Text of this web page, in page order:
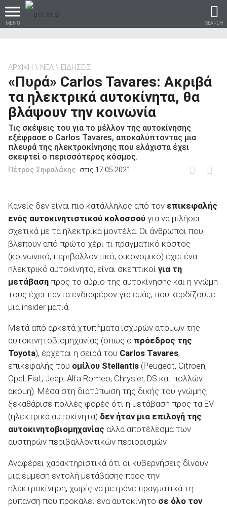
MENU SEARCH
Βρες τα πάντα για το
αυτοκίνητο!
βρες το!
Καινούρια
ΑΝΑΖΗΤΗΣΗ
Μεταχειρισμένα
ΑΝΑΖΗΤΗΣΗ
Επιχειρήσεις
ΑΝΑΖΗΤΗΣΗ
ΑΡΧΙΚΗ ΝΕΑ ΕΙΔΗΣΕΙΣ
«Πυρά» Carlos Tavares: Ακριβά
τα ηλεκτρικά αυτοκίνητα, θα
βλάψουν την κοινωνία
Τις σκέψεις του για το μέλλον της αυτοκίνησης
εξέφρασε ο Carlos Tavares, αποκαλύπτοντας μια
πλευρά της ηλεκτροκίνησης που ελάχιστα έχει
σκεφτεί ο περισσότερος κόσμος.
- -
Πέτρος Σηφαλάκης στις 17.05.2021
Κανείς δεν είναι πιο κατάλληλος από τον επικεφαλής
ενός αυτοκινητιστικού κολοσσού για να μιλήσει
σχετικά με τα ηλεκτρικά μοντέλα. Οι άνθρωποι που
βλέπουν από πρώτο χέρι τι πραγματικό κόστος
(κοινωνικό, περιβαλλοντικό, οικονομικό) έχει ένα
ηλεκτρικό αυτοκίνητο, είναι σκεπτικοί για τη
μετάβαση προς το αύριο της αυτοκίνησης και η γνώμη
τους έχει πάντα ενδιαφέρον για εμάς, που κερδίζουμε
μια insider ματιά.
Μετά από αρκετά χτυπήματα ισχυρών ατόμων της
αυτοκινητοβιομηχανίας (όπως ο πρόεδρος της
Toyota), έρχεται η σειρά του Carlos Tavares,
επικεφαλής του ομίλου Stellantis (Peugeot, Citroen,
Opel, Fiat, Jeep, Alfa Romeo, Chrysler, DS και πολλών
ακόμη). Μέσα στη διατύπωση της δικής του γνώμης,
ξεκαθάρισε πολλές φορές ότι η μετάβαση προς τα EV
(ηλεκτρικά αυτοκίνητα) δεν ήταν μια επιλογή της
αυτοκινητοβιομηχανίας αλλά αποτέλεσμα των
αυστηρών περιβαλλοντικών περιορισμών.
Αναφέρει χαρακτηριστικά ότι οι κυβερνήσεις δίνουν
μια έμμεση εντολή μετάβασης προς την
ηλεκτροκίνηση, χωρίς να μετράνε πραγματικά τη
ρύπανση που προκαλεί ένα αυτοκίνητο σε όλο τον